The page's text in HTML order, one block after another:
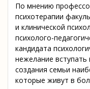
По мнению
психотерапии
и клинической
психолого-
кандидата
нежелание
создания семьи
которые живут в